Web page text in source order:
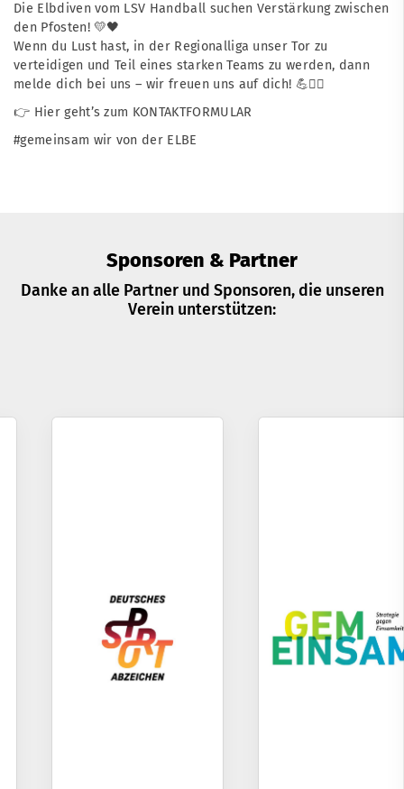
Die Elbdiven vom LSV Handball suchen Verstärkung zwischen
den Pfosten! 💛🖤
Wenn du Lust hast, in der Regionalliga unser Tor zu
verteidigen und Teil eines starken Teams zu werden, dann
melde dich bei uns – wir freuen uns auf dich! 💪🤾‍♀️
👉 Hier geht’s zum KONTAKTFORMULAR
#gemeinsam wir von der ELBE
Sponsoren & Partner
Danke an alle Partner und Sponsoren, die unseren
Verein unterstützen: